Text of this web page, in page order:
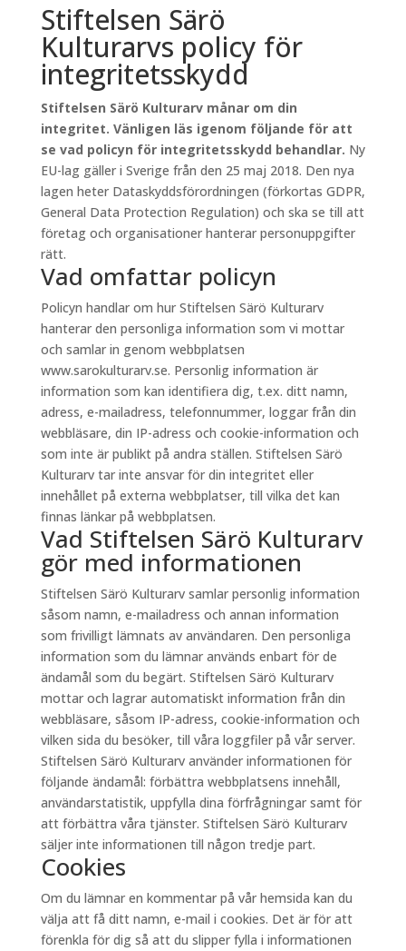
Stiftelsen Särö
Kulturarvs policy för
integritetsskydd
Stiftelsen Särö Kulturarv månar om din
integritet. Vänligen läs igenom följande för att
se vad policyn för integritetsskydd behandlar. Ny
EU-lag gäller i Sverige från den 25 maj 2018. Den nya
lagen heter Dataskyddsförordningen (förkortas GDPR,
General Data Protection Regulation) och ska se till att
företag och organisationer hanterar personuppgifter
rätt.
Vad omfattar policyn
Policyn handlar om hur Stiftelsen Särö Kulturarv
hanterar den personliga information som vi mottar
och samlar in genom webbplatsen
www.sarokulturarv.se. Personlig information är
information som kan identifiera dig, t.ex. ditt namn,
adress, e-mailadress, telefonnummer, loggar från din
webbläsare, din IP-adress och cookie-information och
som inte är publikt på andra ställen. Stiftelsen Särö
Kulturarv tar inte ansvar för din integritet eller
innehållet på externa webbplatser, till vilka det kan
finnas länkar på webbplatsen.
Vad Stiftelsen Särö Kulturarv
gör med informationen
Stiftelsen Särö Kulturarv samlar personlig information
såsom namn, e-mailadress och annan information
som frivilligt lämnats av användaren. Den personliga
information som du lämnar används enbart för de
ändamål som du begärt. Stiftelsen Särö Kulturarv
mottar och lagrar automatiskt information från din
webbläsare, såsom IP-adress, cookie-information och
vilken sida du besöker, till våra loggfiler på vår server.
Stiftelsen Särö Kulturarv använder informationen för
följande ändamål: förbättra webbplatsens innehåll,
användarstatistik, uppfylla dina förfrågningar samt för
att förbättra våra tjänster. Stiftelsen Särö Kulturarv
säljer inte informationen till någon tredje part.
Cookies
Om du lämnar en kommentar på vår hemsida kan du
välja att få ditt namn, e-mail i cookies. Det är för att
förenkla för dig så att du slipper fylla i informationen